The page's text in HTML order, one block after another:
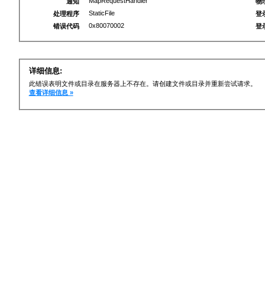
处理程序
StaticFile
错误代码
0x80070002
登
登
详细信息:
此错误表明文件或目录在服务器上不存在。请创建文件或目录并重新尝试请求。
查看详细信息 »